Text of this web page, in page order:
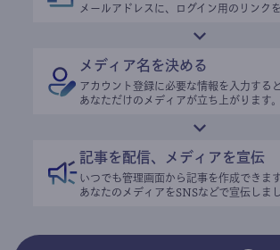
メールアドレスに、ログイン用のリンク
メディア名を決める
アカウント登録に必要な情報を入力すると
あなただけのメディアが立ち上がります。
記事を配信、メディアを宣伝
いつでも管理画面から記事を作成できます
あなたのメディアをSNSなどで宣伝しま